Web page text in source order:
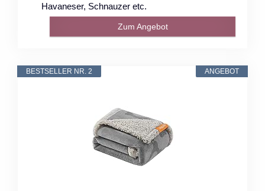
Havaneser, Schnauzer etc.
Zum Angebot
ANGEBOT
BESTSELLER NR. 2